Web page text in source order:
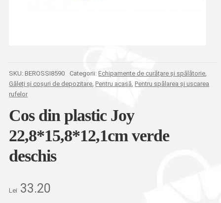
SKU: BEROSSI8590 Categorii:Echipamente de curățare și spălătorie,
Găleți și coșuri de depozitare,Pentru acasă,Pentru spălarea și uscarea
rufelor
Cos din plastic Joy
22,8*15,8*12,1сm verde
deschis
Lei 33.20